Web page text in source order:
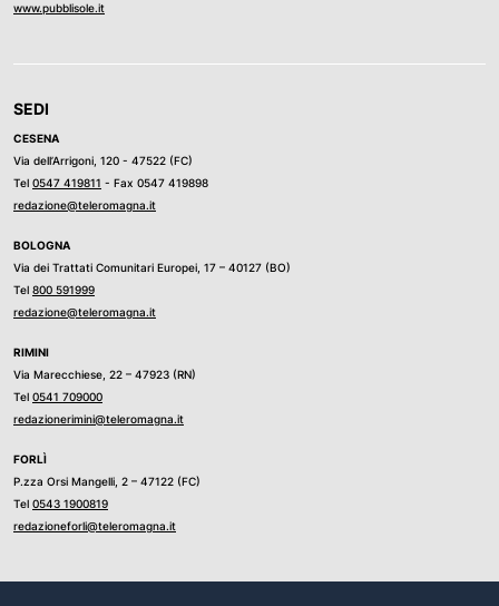
www.pubblisole.it
SEDI
CESENA
Via dell’Arrigoni, 120 - 47522 (FC)
Tel 0547 419811 - Fax 0547 419898
redazione@teleromagna.it
BOLOGNA
Via dei Trattati Comunitari Europei, 17 – 40127 (BO)
Tel 800 591999
redazione@teleromagna.it
RIMINI
Via Marecchiese, 22 – 47923 (RN)
Tel 0541 709000
redazionerimini@teleromagna.it
FORLÌ
P.zza Orsi Mangelli, 2 – 47122 (FC)
Tel 0543 1900819
redazioneforli@teleromagna.it